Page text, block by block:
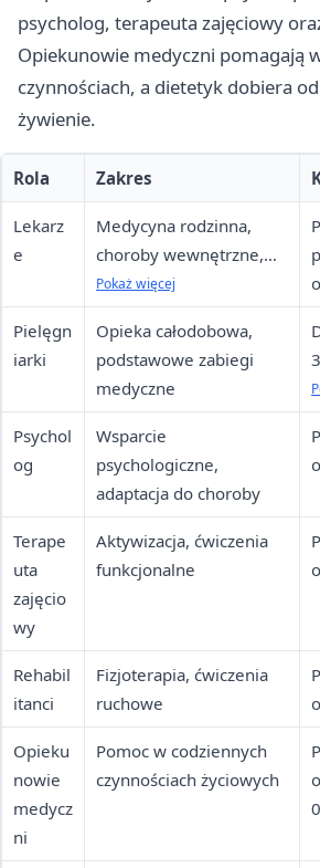
psycholog, terapeuta zajęciowy
Opiekunowie medyczni pomagają
czynnościach, a dietetyk dobiera
żywienie.
Rola Zakres
Lekarz
e
Medycyna rodzinna,
choroby wewnętrzne,
psychiatria, neurologia
Pokaż więcej
Pielęgn
iarki
Opieka całodobowa,
podstawowe zabiegi
medyczne
Psychol
og
Wsparcie
psychologiczne,
adaptacja do choroby
Terape
uta
zajęcio
wy
Aktywizacja, ćwiczenia
funkcjonalne
Rehabil
itanci
Fizjoterapia, ćwiczenia
ruchowe
Opieku
nowie
medycz
ni
Pomoc w codziennych
czynnościach życiowych